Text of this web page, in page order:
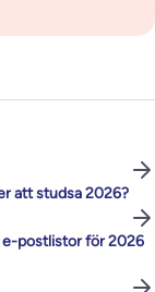
att studsa 2026?
e-postlistor för 2026